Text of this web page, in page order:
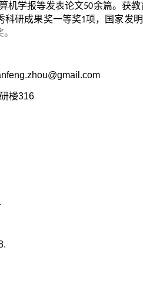
机学报等发表论文50余篇。获
科研成果奖一等奖1项，国家发
楼316